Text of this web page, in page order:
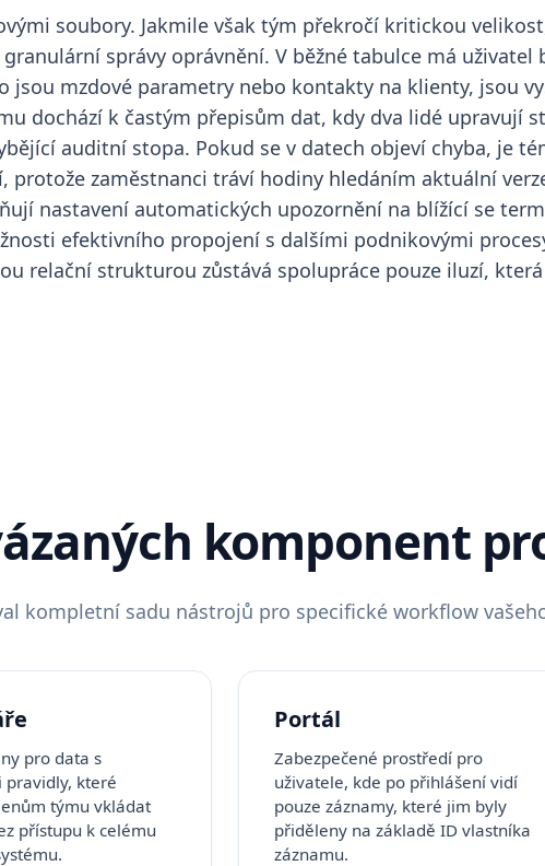
soubory. Jakmile však tým překročí kritickou
správy oprávnění. V běžné tabulce má
mzdové parametry nebo kontakty na klienty, jsou
dochází k častým přepisům dat, kdy dva lidé upravují
auditní stopa. Pokud se v datech objeví chyba, je
protože zaměstnanci tráví hodiny hledáním aktuální
nastavení automatických upozornění na blížící se
efektivního propojení s dalšími podnikovými
relační strukturou zůstává spolupráce pouze iluzí,
komponent
kompletní sadu nástrojů pro specifické workflow
pro data s
pravidly, které
týmu vkládat
přístupu k celému
Portál
Zabezpečené prostředí pro
uživatele, kde po přihlášení vidí
pouze záznamy, které jim byly
přiděleny na základě ID vlastníka
záznamu.